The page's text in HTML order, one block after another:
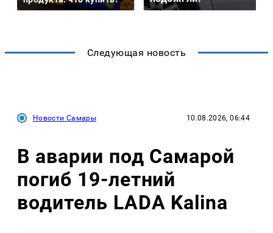
Следующая новость
Новости Самары 10.08.2026, 06:44
В аварии под Самарой
погиб 19-летний
водитель LADA Kalina